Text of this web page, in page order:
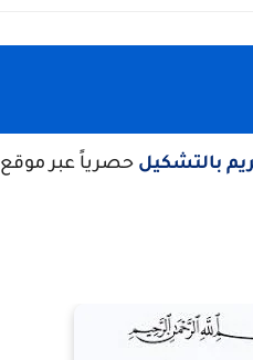
بالتشكيل حصرياً عبر موقع